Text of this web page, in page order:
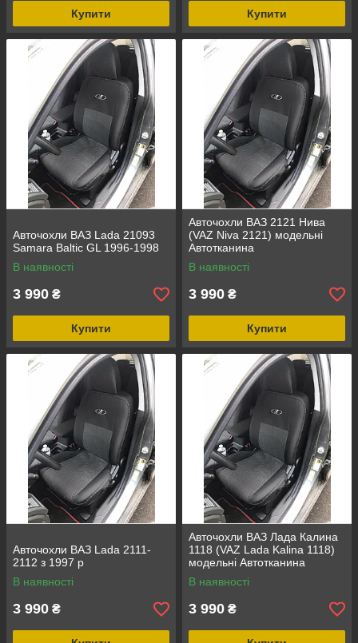
Купити Купити
Авточохли ВАЗ Lada 21093
Samara Baltic GL 1996-1998
В наявності
3 990 ₴
Купити
Авточохли ВАЗ 2121 Нива
(VAZ Niva 2121) модельні
Автотканина
В наявності
3 990 ₴
Купити
Авточохли ВАЗ Lada 2111-
2112 з 1997 р
В наявності
3 990 ₴
Авточохли ВАЗ Лада Калина
1118 (VAZ Lada Kalina 1118)
модельні Автотканина
В наявності
3 990 ₴